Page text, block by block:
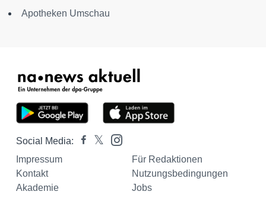
Apotheken Umschau
Social Media:
Impressum
Für Redaktionen
Kontakt
Nutzungsbedingungen
Akademie
Jobs